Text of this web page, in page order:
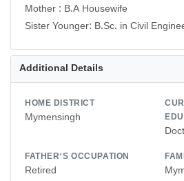
Mother : B.A Housewife
Additional Details
HOME DISTRICT
Mymensingh
FATHER'S OCCUPATION
Retired